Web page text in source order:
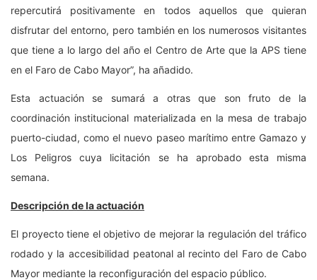
repercutirá positivamente en todos aquellos que quieran
disfrutar del entorno, pero también en los numerosos visitantes
que tiene a lo largo del año el Centro de Arte que la APS tiene
en el Faro de Cabo Mayor”, ha añadido.
Esta actuación se sumará a otras que son fruto de la
coordinación institucional materializada en la mesa de trabajo
puerto-ciudad, como el nuevo paseo marítimo entre Gamazo y
Los Peligros cuya licitación se ha aprobado esta misma
semana.
Descripción de la actuación
El proyecto tiene el objetivo de mejorar la regulación del tráfico
rodado y la accesibilidad peatonal al recinto del Faro de Cabo
Mayor mediante la reconfiguración del espacio público.